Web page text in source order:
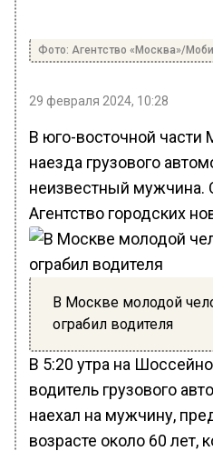
Фото: Агентство «Москва»/
29 февраля 2024, 10:28
В юго-восточной части
наезда грузового
неизвестный мужчина.
Агентство городских
В Москве молодой
ограбил водителя
В 5:20 утра на
водитель грузового
наехал на мужчину,
возрасте около 60 лет,